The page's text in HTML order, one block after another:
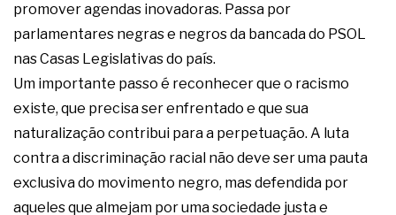
promover agendas inovadoras. Passa por
parlamentares negras e negros da bancada do PSOL
nas Casas Legislativas do país.
Um importante passo é reconhecer que o racismo
existe, que precisa ser enfrentado e que sua
naturalização contribui para a perpetuação. A luta
contra a discriminação racial não deve ser uma pauta
exclusiva do movimento negro, mas defendida por
aqueles que almejam por uma sociedade justa e